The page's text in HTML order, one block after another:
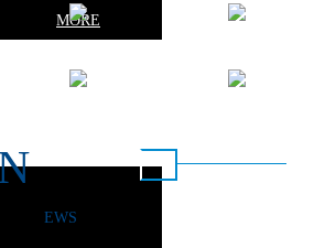
MORE
EWS